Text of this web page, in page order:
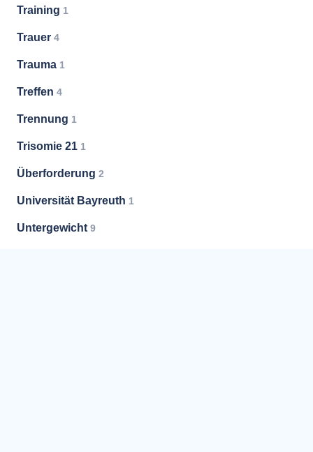
Training 1
Trauer 4
Trauma 1
Treffen 4
Trennung 1
Trisomie 21 1
Überforderung 2
Universität Bayreuth 1
Untergewicht 9